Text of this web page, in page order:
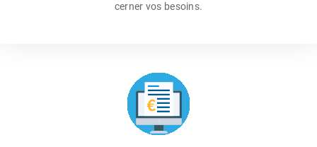
cerner vos besoins.